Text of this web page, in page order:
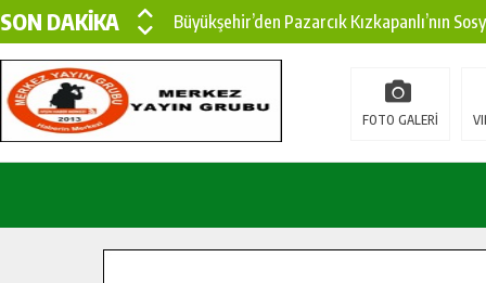
SON DAKİKA
Büyükşehir’den Pazarcık Kızkapanlı’nın
Büyükşehir’den Pazarcık Kırsalına Modern
Çin’den KSÜ’ye Uluslararası Başarı:
FOTO GALERİ